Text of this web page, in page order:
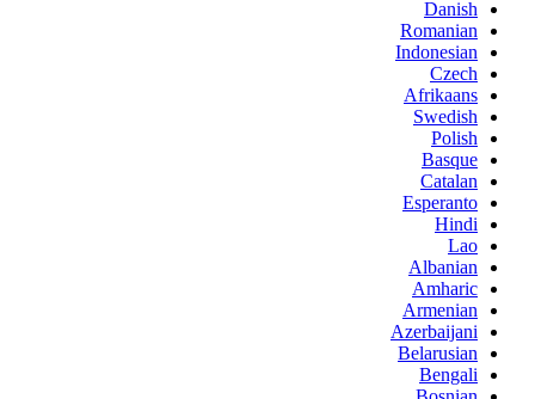
Danish
Romanian
Indonesian
Czech
Afrikaans
Swedish
Polish
Basque
Catalan
Esperanto
Hindi
Lao
Albanian
Amharic
Armenian
Azerbaijani
Belarusian
Bengali